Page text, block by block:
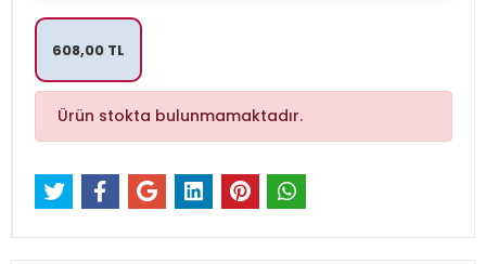
608,00 TL
Ürün stokta bulunmamaktadır.